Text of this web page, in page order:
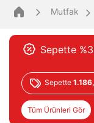
Mutfak
Sepette
Sepette
Tüm Ürünleri Gör